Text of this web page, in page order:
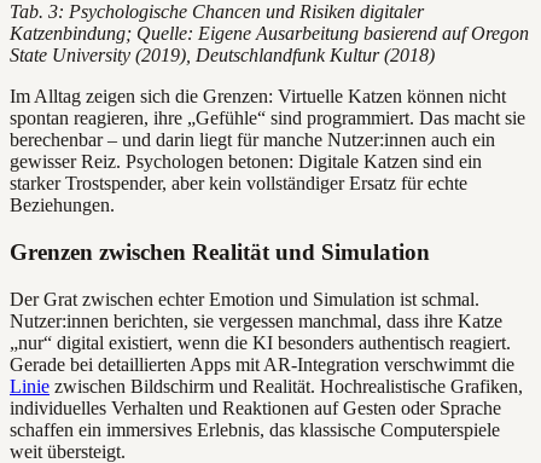
Tab. 3: Psychologische Chancen und Risiken digitaler
Katzenbindung; Quelle: Eigene Ausarbeitung basierend auf Oregon
State University (2019), Deutschlandfunk Kultur (2018)
Im Alltag zeigen sich die Grenzen: Virtuelle Katzen können nicht
spontan reagieren, ihre „Gefühle“ sind programmiert. Das macht sie
berechenbar – und darin liegt für manche Nutzer:innen auch ein
gewisser Reiz. Psychologen betonen: Digitale Katzen sind ein
starker Trostspender, aber kein vollständiger Ersatz für echte
Beziehungen.
Grenzen zwischen Realität und Simulation
Der Grat zwischen echter Emotion und Simulation ist schmal.
Nutzer:innen berichten, sie vergessen manchmal, dass ihre Katze
„nur“ digital existiert, wenn die KI besonders authentisch reagiert.
Gerade bei detaillierten Apps mit AR-Integration verschwimmt die
Linie zwischen Bildschirm und Realität. Hochrealistische Grafiken,
individuelles Verhalten und Reaktionen auf Gesten oder Sprache
schaffen ein immersives Erlebnis, das klassische Computerspiele
weit übersteigt.